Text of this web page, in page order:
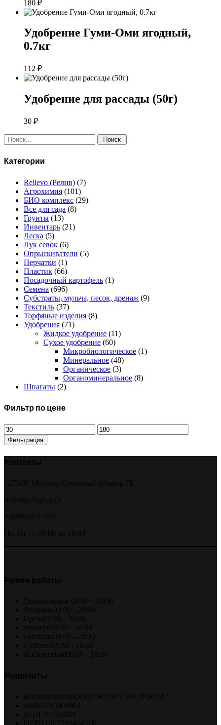
180 ₽
Удобрение Гуми-Оми ягодный,
0.7кг
112 ₽
Удобрение для рассады (50г)
30 ₽
Поиск:
Категории
Relievo (Релив) (7)
Агрохимия (101)
БИО комплекс (29)
Все для сада (8)
Грунты (13)
Инвентарь (21)
Леска (5)
Лук севок (6)
Опрыскиватели (5)
Перчатки (1)
Пластик (66)
Посадочный картофель (1)
Семена (696)
Субстраты, мульча, песок, дренаж (9)
Текстиль (37)
Торфяные изделия (8)
Удобрения (71)
Жидкое удобрение (11)
Сухое удобрение (60)
Микробиологическое (1)
Минеральное (48)
Органическое (3)
Органоминеральное (8)
Шпагаты (2)
Фильтр по цене
Минимальная
цена
Максимальная
цена
Фильтрация